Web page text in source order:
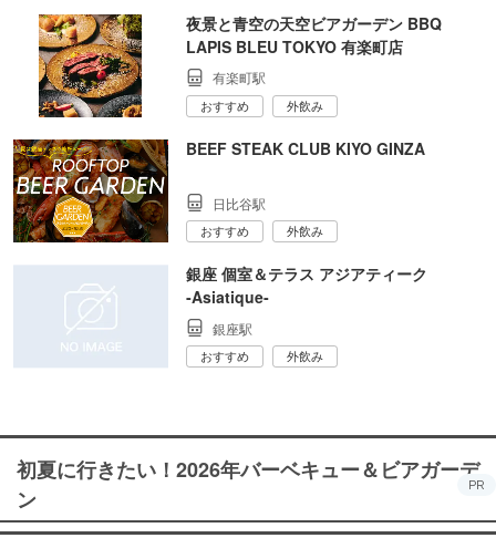
夜景と青空の天空ビアガーデン BBQ
LAPIS BLEU TOKYO 有楽町店
有楽町駅
おすすめ 外飲み
BEEF STEAK CLUB KIYO GINZA
日比谷駅
おすすめ 外飲み
銀座 個室＆テラス アジアティーク
‐Asiatique‐
銀座駅
おすすめ 外飲み
初夏に行きたい！2026年バーベキュー＆ビアガーデ
ン
PR